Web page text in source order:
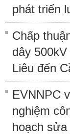
phát triển
Chấp
dây
Liêu đến
EVNNPC
nghiệm
hoạch